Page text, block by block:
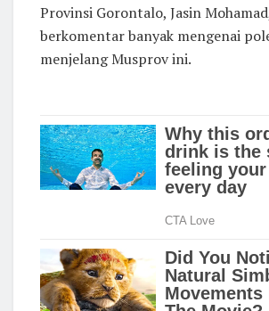
Provinsi Gorontalo, Jasin
berkomentar banyak mengenai
menjelang Musprov ini.